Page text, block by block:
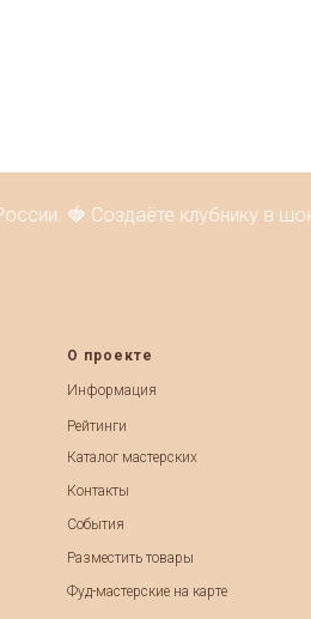
🍓 Создаёте клубнику в
О проекте
Информация
Рейтинги
Каталог мастерских
Контакты
События
Разместить товары
Фуд-мастерские на карте